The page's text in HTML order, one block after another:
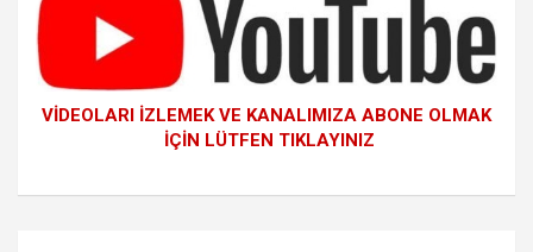
VİDEOLARI İZLEMEK VE KANALIMIZA ABONE OLMAK
İÇİN LÜTFEN TIKLAYINIZ